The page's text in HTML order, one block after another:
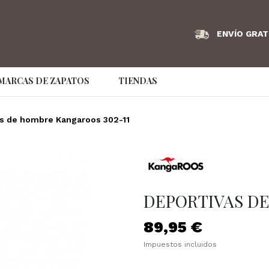
ENVÍO
DE ZAPATOS
Bikkembergs
TIENDAS
de hombre Kangaroos 302-11
DEPORTIVAS
89,95 €
Impuestos incluidos